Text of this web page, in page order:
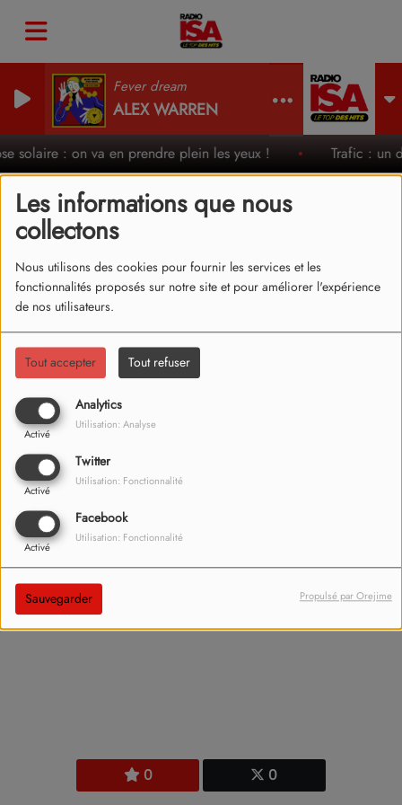
Les informations que nous
collectons
Nous utilisons des cookies pour fournir les services et les
fonctionnalités proposés sur notre site et pour améliorer l'expérience
de nos utilisateurs.
Tout accepter Tout refuser
Analytics
Activé
Utilisation: Analyse
Twitter
Activé
Utilisation: Fonctionnalité
Facebook
Activé
Utilisation: Fonctionnalité
Sauvegarder Propulsé par Orejime
Fever dream
ALEX WARREN
solaire : on va en prendre plein les yeux ! Trafic : un
SIENNA SPIRO - DIE ON
THIS HILL (CLIP)
0 0
Radio ISA